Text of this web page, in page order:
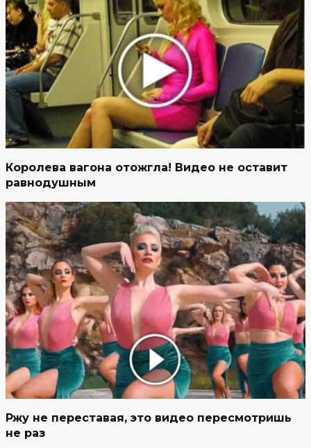
Королева вагона отожгла! Видео не оставит
равнодушным
Ржу не переставая, это видео пересмотришь
не раз